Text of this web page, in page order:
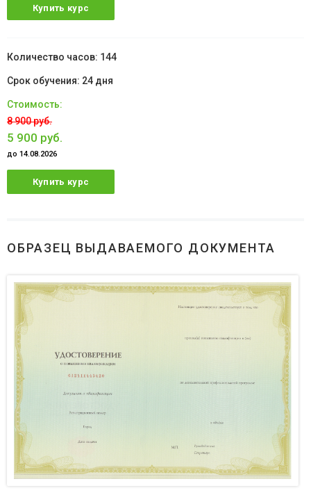
Купить курс
144
24 дня
8 900 руб.
5 900 руб.
до 14.08.2026
Купить курс
ОБРАЗЕЦ ВЫДАВАЕМОГО ДОКУМЕНТА